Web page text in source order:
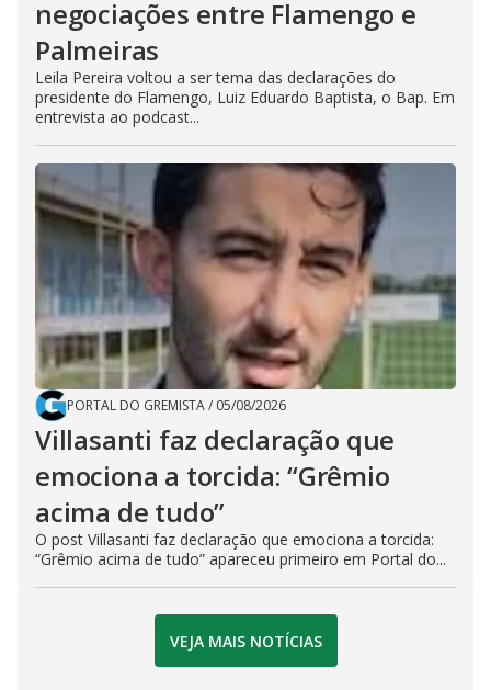
negociações entre Flamengo e
Palmeiras
Leila Pereira voltou a ser tema das declarações do
presidente do Flamengo, Luiz Eduardo Baptista, o Bap. Em
entrevista ao podcast...
PORTAL DO GREMISTA/ 05/08/2026
Villasanti faz declaração que
emociona a torcida: “Grêmio
acima de tudo”
O post Villasanti faz declaração que emociona a torcida:
“Grêmio acima de tudo” apareceu primeiro em Portal do...
VEJA MAIS NOTÍCIAS